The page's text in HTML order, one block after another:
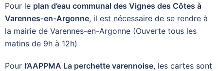
Pour le plan d’eau communal des Vignes des Côtes à
Varennes-en-Argonne, il est nécessaire de se rendre à
la mairie de Varennes-en-Argonne (Ouverte tous les
matins de 9h à 12h)
Pour l’AAPPMA La perchette varennoise, les cartes sont